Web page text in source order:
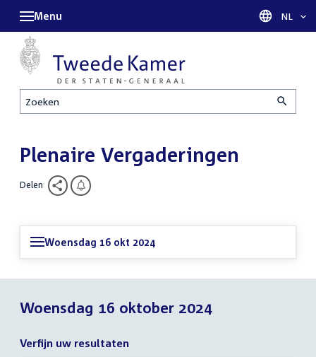
Zoeken
Menu Taal
NL
Plenaire Vergaderingen
Delen
Woensdag 16 okt 2024
Woensdag 16 oktober 2024
Verfijn uw resultaten